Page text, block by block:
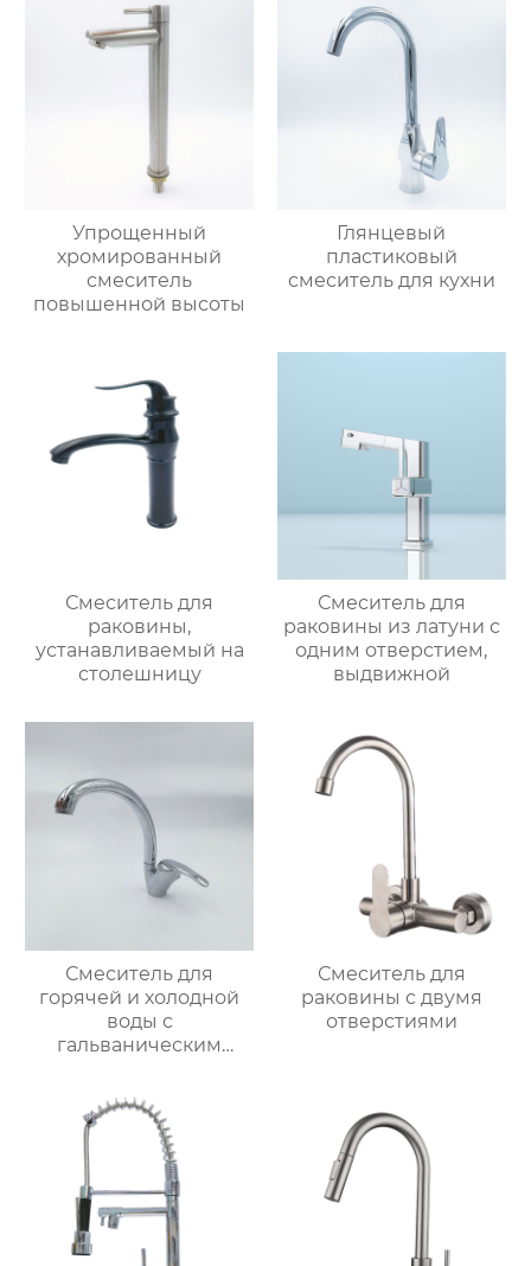
Упрощенный
хромированный
смеситель
повышенной высоты
Глянцевый
пластиковый
смеситель для кухни
Смеситель для
раковины,
устанавливаемый на
столешницу
Смеситель для
раковины из латуни с
одним отверстием,
выдвижной
Смеситель для
горячей и холодной
воды с
гальваническим
цинкового сплава
Смеситель для
раковины с двумя
отверстиями